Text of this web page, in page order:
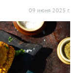
09 июня 2025 г.